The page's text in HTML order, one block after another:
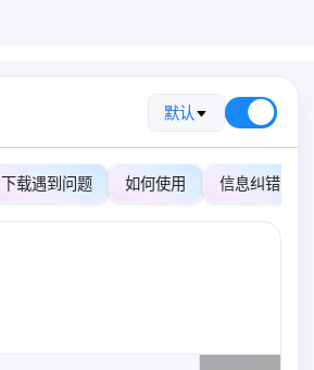
默认
下载遇到问题 如何使用 信息纠错